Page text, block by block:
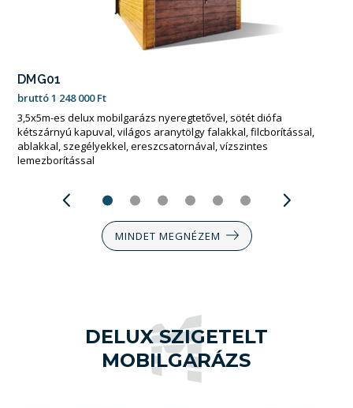
DMG01
bruttó1 248 000Ft
3,5x5m-es delux mobilgarázs nyeregtetővel, sötét diófa
kétszárnyú kapuval, világos aranytölgy falakkal, filcborítással,
ablakkal, szegélyekkel, ereszcsatornával, vízszintes
lemezborítással
MINDET MEGNÉZEM
DELUX SZIGETELT
MOBILGARÁZS